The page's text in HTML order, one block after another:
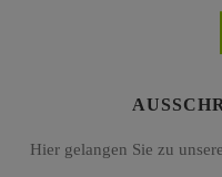
Hier gelangen Sie zu